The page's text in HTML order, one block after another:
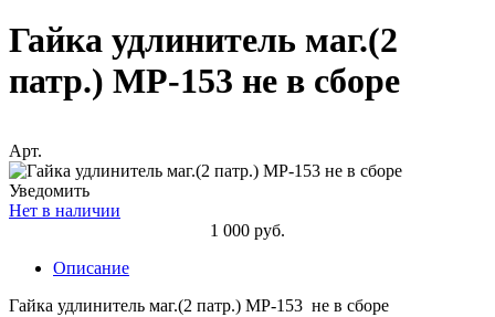
Гайка удлинитель маг.(2
патр.) МР-153 не в сборе
Арт.
Уведомить
Нет в наличии
1 000 руб.
Описание
Гайка удлинитель маг.(2 патр.) МР-153 не в сборе